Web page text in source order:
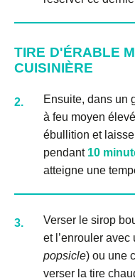
TIRE D'ÉRABLE
CUISINIÈRE
2.
Ensuite, dans un
à feu moyen
ébullition et
pendant 10
atteigne une
3.
Verser le sirop
et l’enrouler
popsicle) ou une
verser la tire